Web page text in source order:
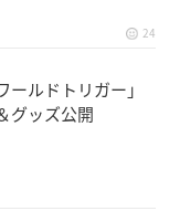
を公開！！
24
ールドトリガー」
グッズ公開